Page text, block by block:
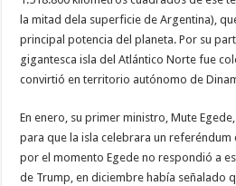
la mitad dela superficie de Argentina),
principal potencia del planeta. Por su
gigantesca isla del Atlántico Norte fue
convirtió en territorio autónomo de
En enero, su primer ministro, Mute
para que la isla celebrara un referéndum
por el momento Egede no respondió a
de Trump, en diciembre había señalado